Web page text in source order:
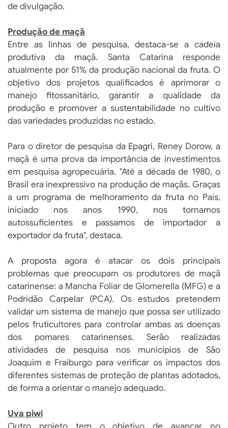
de divulgação.
Produção de maçã
Entre as linhas de pesquisa, destaca-se a cadeia
produtiva da maçã. Santa Catarina responde
atualmente por 51% da produção nacional da fruta. O
objetivo dos projetos qualificados é aprimorar o
manejo fitossanitário, garantir a qualidade da
produção e promover a sustentabilidade no cultivo
das variedades produzidas no estado.
Para o diretor de pesquisa da Epagri, Reney Dorow, a
maçã é uma prova da importância de investimentos
em pesquisa agropecuária. "Até a década de 1980, o
Brasil era inexpressivo na produção de maçãs. Graças
a um programa de melhoramento da fruta no País,
iniciado nos anos 1990, nos tornamos
autossuficientes e passamos de importador a
exportador da fruta", destaca.
A proposta agora é atacar os dois principais
problemas que preocupam os produtores de maçã
catarinense: a Mancha Foliar de Glomerella (MFG) e a
Podridão Carpelar (PCA). Os estudos pretendem
validar um sistema de manejo que possa ser utilizado
pelos fruticultores para controlar ambas as doenças
dos pomares catarinenses. Serão realizadas
atividades de pesquisa nos municípios de São
Joaquim e Fraiburgo para verificar os impactos dos
diferentes sistemas de proteção de plantas adotados,
de forma a orientar o manejo adequado.
Uva piwi